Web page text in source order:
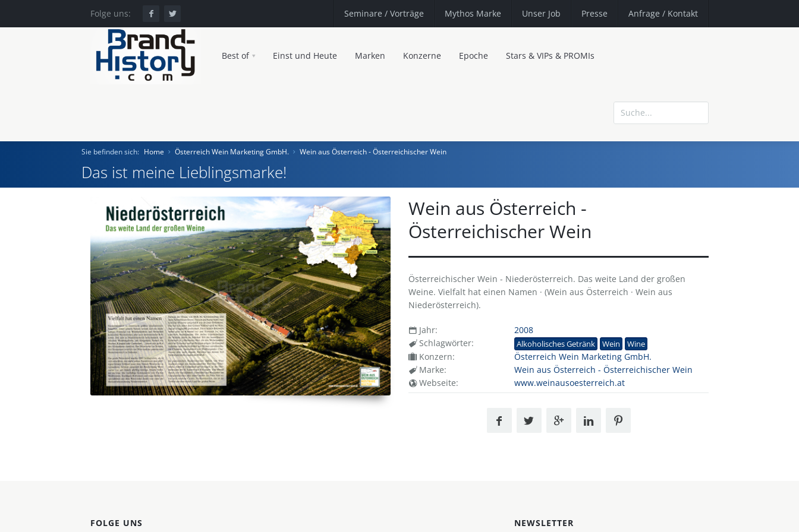
Folge uns: Seminare / Vorträge Mythos Marke Unser Job Presse Anfrage / Kontakt
Best of Einst und Heute Marken Konzerne Epoche Stars & VIPs & PROMIs
Einst und Heute
Marken
Konzerne
Epoche
Sie befinden sich: Home Österreich Wein Marketing GmbH. Wein aus Österreich - Österreichischer Wein
Das ist meine Lieblingsmarke!
Wein aus Österreich -
Österreichischer Wein
Österreichischer Wein - Niederösterreich. Das weite Land der großen
Weine. Vielfalt hat einen Namen · (Wein aus Österreich · Wein aus
Niederösterreich).
Jahr:
2008
Schlagwörter:
Alkoholisches Getränk Wein Wine
Konzern:
Österreich Wein Marketing GmbH.
Marke:
Wein aus Österreich - Österreichischer Wein
Webseite:
www.weinausoesterreich.at
FOLGE UNS NEWSLETTER